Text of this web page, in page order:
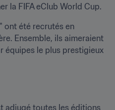
la FIFA eClub World Cup.
ont été recrutés en
Ensemble, ils aimeraient
équipes le plus prestigieux
adjugé toutes les éditions